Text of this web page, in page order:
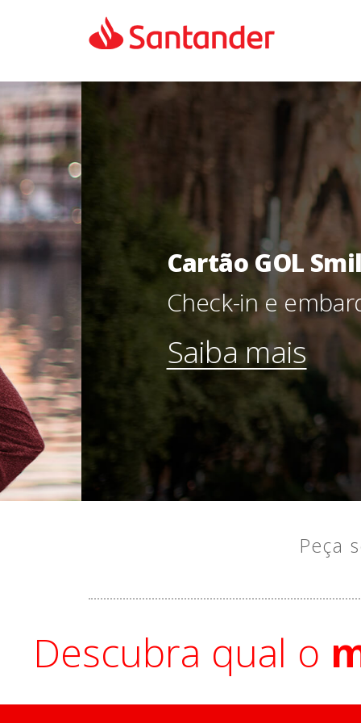
Cartão GOL Smiles
Check-in e embarque
Saiba mais
Peça
Descubra qual o